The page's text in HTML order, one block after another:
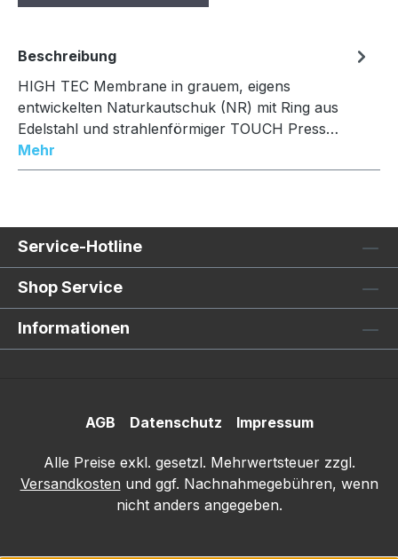
Beschreibung
HIGH TEC Membrane in grauem, eigens
entwickelten Naturkautschuk (NR) mit Ring aus
Edelstahl und strahlenförmiger TOUCH Press…
Mehr
Service-Hotline
Shop Service
Informationen
AGB Datenschutz Impressum
Alle Preise exkl. gesetzl. Mehrwertsteuer zzgl.
Versandkosten und ggf. Nachnahmegebühren, wenn
nicht anders angegeben.